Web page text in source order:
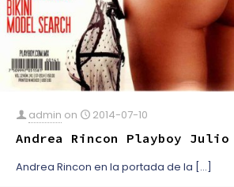
admin on 2014-07-10
Andrea Rincon Playboy Julio
Andrea Rincon en la portada de la […]